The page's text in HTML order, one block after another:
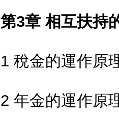
第3章 相互扶持
1 稅金的運作原
2 年金的運作原